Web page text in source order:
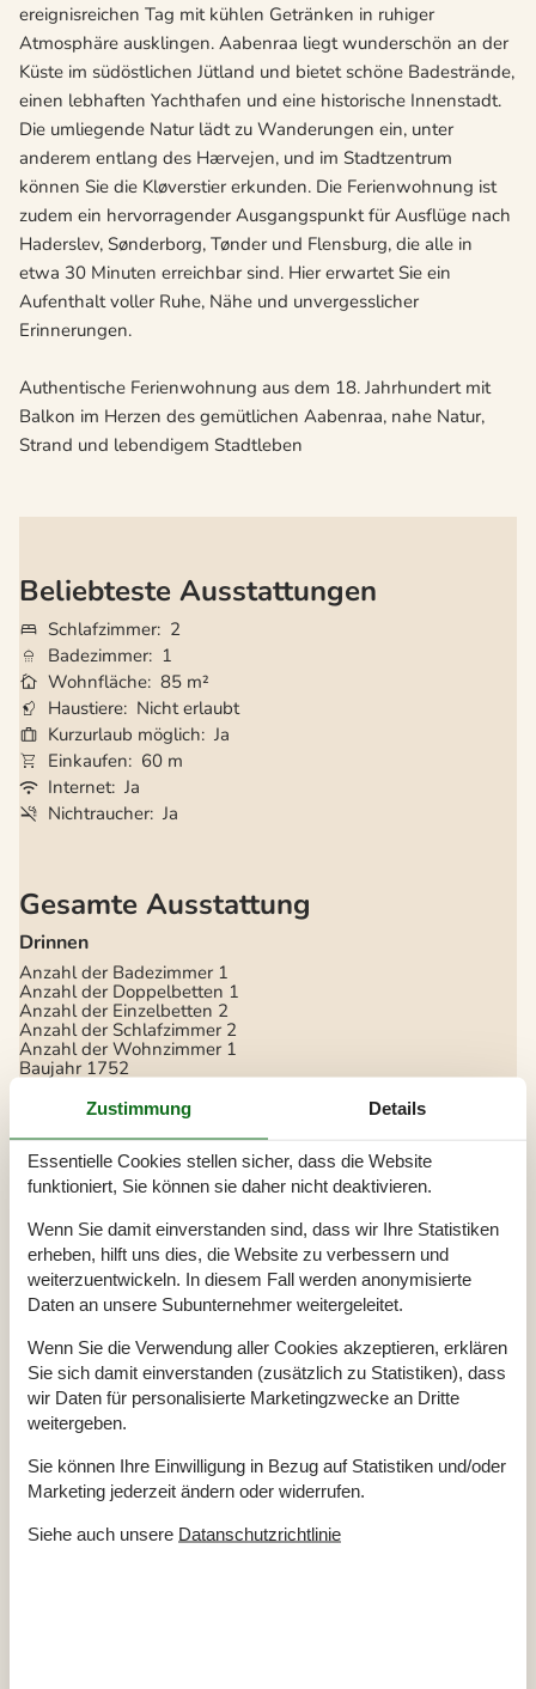
ereignisreichen Tag mit kühlen Getränken in ruhiger
Atmosphäre ausklingen. Aabenraa liegt wunderschön an der
Küste im südöstlichen Jütland und bietet schöne Badestrände,
einen lebhaften Yachthafen und eine historische Innenstadt.
Die umliegende Natur lädt zu Wanderungen ein, unter
anderem entlang des Hærvejen, und im Stadtzentrum
können Sie die Kløverstier erkunden. Die Ferienwohnung ist
zudem ein hervorragender Ausgangspunkt für Ausflüge nach
Haderslev, Sønderborg, Tønder und Flensburg, die alle in
etwa 30 Minuten erreichbar sind. Hier erwartet Sie ein
Aufenthalt voller Ruhe, Nähe und unvergesslicher
Erinnerungen.
Authentische Ferienwohnung aus dem 18. Jahrhundert mit
Balkon im Herzen des gemütlichen Aabenraa, nahe Natur,
Strand und lebendigem Stadtleben
Beliebteste Ausstattungen
Schlafzimmer 2
Badezimmer 1
Wohnfläche 85 m²
Haustiere Nicht erlaubt
Kurzurlaub möglich Ja
Einkaufen
60 m
Internet Ja
Nichtraucher Ja
Gesamte Ausstattung
Drinnen
Anzahl der Badezimmer 1
Anzahl der Doppelbetten 1
Anzahl der Einzelbetten 2
Anzahl der Schlafzimmer 2
Anzahl der Wohnzimmer 1
Baujahr 1752
Fernseher
Heizung
Jahr der letzten Modernisierung der Unterkunft 1979
Kleiderschrank
Rauchmelder
Reinigungsmittel
Staubsauger
WLAN Kostenlos
Wohnfläche (in m²) 85
Küche
Backofen
Gefrierfach
Gewürze/Gewürze kochen
Kaffeemaschine Regular
Kochgrundlagen (Töpfe und Pfannen)
Küchenherd Electric
Küchenutensilien
Kühlschrank
Zustimmung Details
Essentielle Cookies stellen sicher, dass die Website
funktioniert, Sie können sie daher nicht deaktivieren.
Wenn Sie damit einverstanden sind, dass wir Ihre Statistiken
erheben, hilft uns dies, die Website zu verbessern und
weiterzuentwickeln. In diesem Fall werden anonymisierte
Daten an unsere Subunternehmer weitergeleitet.
Wenn Sie die Verwendung aller Cookies akzeptieren, erklären
Sie sich damit einverstanden (zusätzlich zu Statistiken), dass
wir Daten für personalisierte Marketingzwecke an Dritte
weitergeben.
Sie können Ihre Einwilligung in Bezug auf Statistiken und/oder
Marketing jederzeit ändern oder widerrufen.
Siehe auch unsere Datanschutzrichtlinie